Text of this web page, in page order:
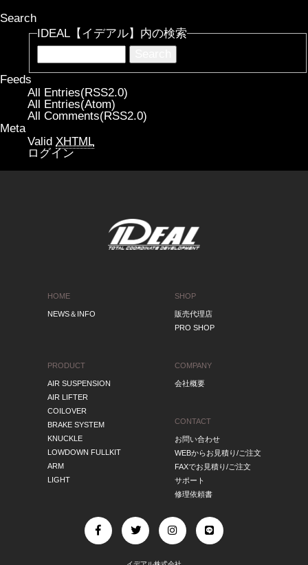
Search
IDEAL【イデアル】内の検索
Feeds
All Entries(RSS2.0)
All Entries(Atom)
All Comments(RSS2.0)
Meta
Valid XHTML
ログイン
HOME
NEWS＆INFO
PRODUCT
AIR SUSPENSION
AIR LIFTER
COILOVER
BRAKE SYSTEM
KNUCKLE
LOWDOWN FULLKIT
ARM
LIGHT
SHOP
販売代理店
PRO SHOP
COMPANY
会社概要
CONTACT
お問い合わせ
WEBからお見積り/ご注文
FAXでお見積り/ご注文
サポート
修理依頼書